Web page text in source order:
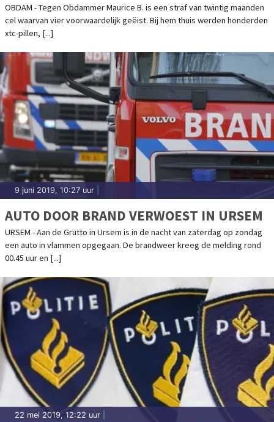
OBDAM - Tegen Obdammer Maurice B. is een straf van twintig maanden
cel waarvan vier voorwaardelijk geëist. Bij hem thuis werden honderden
xtc-pillen, [...]
9 juni 2019, 10:27 uur
AUTO DOOR BRAND VERWOEST IN URSEM
URSEM - Aan de Grutto in Ursem is in de nacht van zaterdag op zondag
een auto in vlammen opgegaan. De brandweer kreeg de melding rond
00.45 uur en [...]
22 mei 2019, 12:22 uur